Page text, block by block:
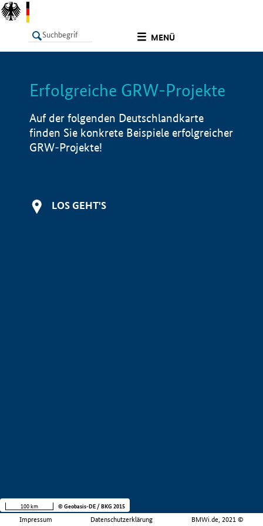
MENÜ
LISTE Info
Erfolgreiche GRW-Projekte
Auf der folgenden Deutschlandkarte
finden Sie konkrete Beispiele erfolgreicher
GRW-Projekte!
LOS GEHT'S
Impressum Datenschutzerklärung BMWi.de, 2021 ©
100 km © Geobasis-DE / BKG 2015